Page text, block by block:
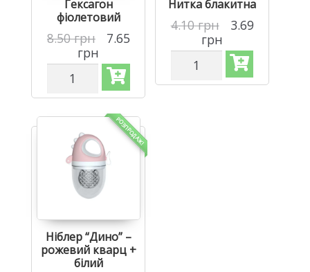
Гексагон
фіолетовий
8.50грн
7.65
грн
Силіконова
бусинка,
бусина
для
прорізувача
зубів
Гексагон
Фіолетовий
кількість
Нитка блакитна
4.10грн
3.69
грн
Нейлонова
нитка
1,5мм
Ніблер “Дино” –
рожевий кварц +
білий
РОЗПРОДАЖ!